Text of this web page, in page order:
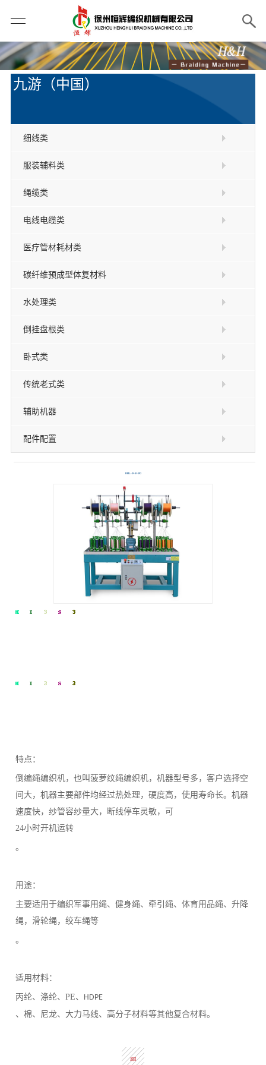
九游（中国）
细线类
服装辅料类
绳缆类
电线电缆类
医疗管材耗材类
碳纤维预成型体复材料
水处理类
倒挂盘根类
卧式类
传统老式类
辅助机器
配件配置
KBL-9-8-90
特点：
倒编绳编织机，也叫菠萝纹绳编织机，机器型号多，客户选择空
间大，机器主要部件均经过热处理，硬度高，使用寿命长。机器
速度快，纱管容纱量大，断线停车灵敏，可
24小时开机运转
。
用途：
主要适用于编织军事用绳、健身绳、牵引绳、体育用品绳、升降
绳，滑轮绳，绞车绳等
。
适用材料：
丙纶、涤纶、 PE、
HDPE
、棉、尼龙、大力马线、高分子材料等其他复合材料。
返回